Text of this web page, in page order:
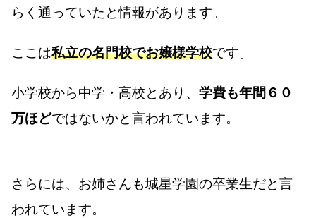
らく通っていたと情報があります。
ここは私立の名門校でお嬢様学校です。
小学校から中学・高校とあり、 学費も年間６０
万ほどではないかと言われています。
さらには、お姉さんも城星学園の卒業生だと言
われています。